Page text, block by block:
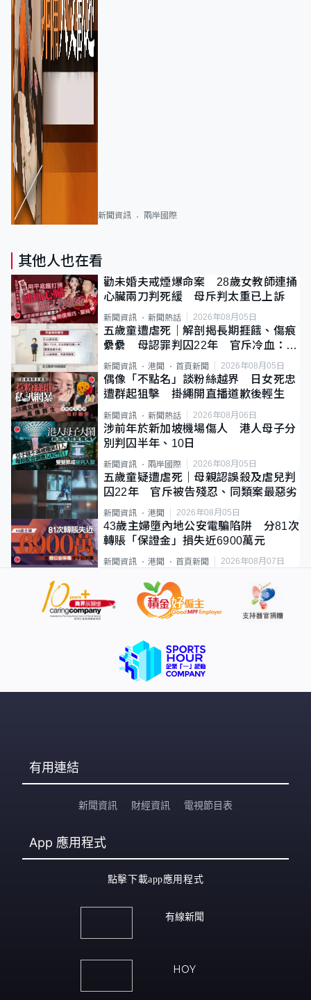
新聞資訊 兩岸國際
其他人也在看
勸未婚夫戒煙爆命案 28歲女教師連捅
心臟兩刀判死緩 母斥判太重已上訴
新聞資訊 新聞熱話 2026年08月05日
五歲童遭虐死｜解剖揭長期捱餓、傷痕
纍纍 母認罪判囚22年 官斥冷血：同
類案最惡劣
新聞資訊 港聞 首頁新聞 2026年08月05日
偶像「不點名」談粉絲越界 日女死忠
遭群起狙擊 掛繩開直播道歉後輕生
新聞資訊 新聞熱話 2026年08月06日
涉前年於新加坡機場傷人 港人母子分
別判囚半年、10日
新聞資訊 兩岸國際 2026年08月05日
五歲童疑遭虐死｜母親認誤殺及虐兒判
囚22年 官斥被告殘忍、同類案最惡劣
新聞資訊 港聞 2026年08月05日
43歲主婦墮內地公安電騙陷阱 分81次
轉賬「保證金」損失近6900萬元
新聞資訊 港聞 首頁新聞 2026年08月07日
有用連結
新聞資訊 財經資訊 電視節目表
App 應用程式
點擊下載app應用程式
有線新聞
HOY